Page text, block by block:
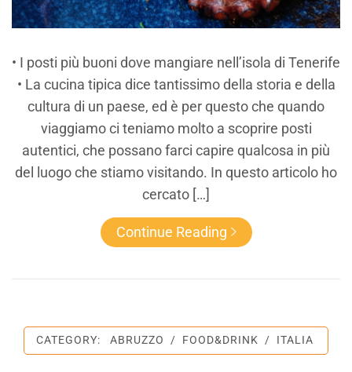
• I posti più buoni dove mangiare nell’isola di Tenerife
• La cucina tipica dice tantissimo della storia e della
cultura di un paese, ed è per questo che quando
viaggiamo ci teniamo molto a scoprire posti
autentici, che possano farci capire qualcosa in più
del luogo che stiamo visitando. In questo articolo ho
cercato […]
Continue Reading
CATEGORY: ABRUZZO / FOOD&DRINK / ITALIA